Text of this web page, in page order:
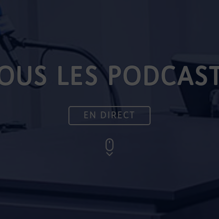
LES
EN DIRECT